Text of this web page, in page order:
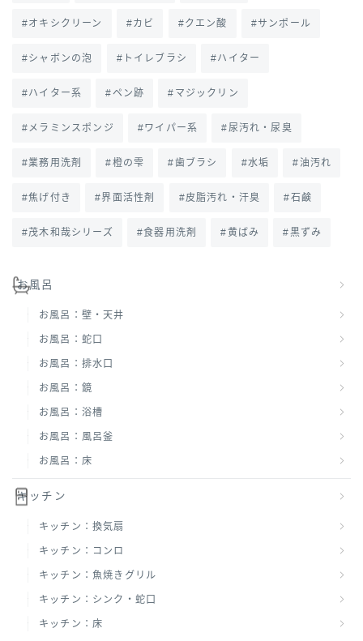
オキシクリーン カビ クエン酸 サンポール
シャボンの泡 トイレブラシ ハイター
ハイター系 ペン跡 マジックリン
メラミンスポンジ ワイパー系 尿汚れ・尿臭
業務用洗剤 橙の雫 歯ブラシ 水垢 油汚れ
焦げ付き 界面活性剤 皮脂汚れ・汗臭 石鹸
茂木和哉シリーズ 食器用洗剤 黄ばみ 黒ずみ
お風呂
お風呂：壁・天井
お風呂：蛇口
お風呂：排水口
お風呂：鏡
お風呂：浴槽
お風呂：風呂釜
お風呂：床
キッチン
キッチン：換気扇
キッチン：コンロ
キッチン：魚焼きグリル
キッチン：シンク・蛇口
キッチン：床